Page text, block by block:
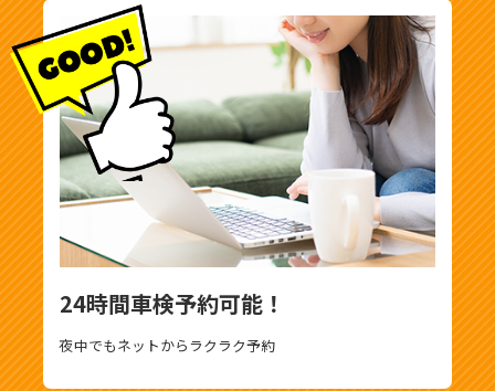
24時間車検予約可能！
夜中でもネットからラクラク予約